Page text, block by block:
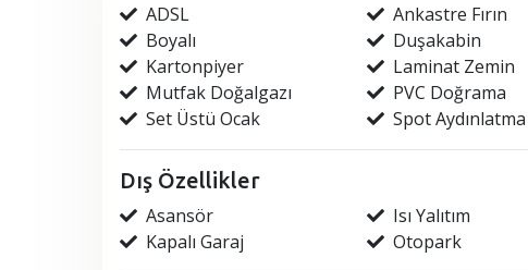
ADSL Ankastre Fırın
Boyalı
Duşakabin
Kartonpiyer
Laminat Zemin
Mutfak Doğalgazı
PVC Doğrama
Set Üstü Ocak
Spot Aydınlatma
Dış Özellikler
Asansör Isı Yalıtım
Kapalı Garaj
Otopark